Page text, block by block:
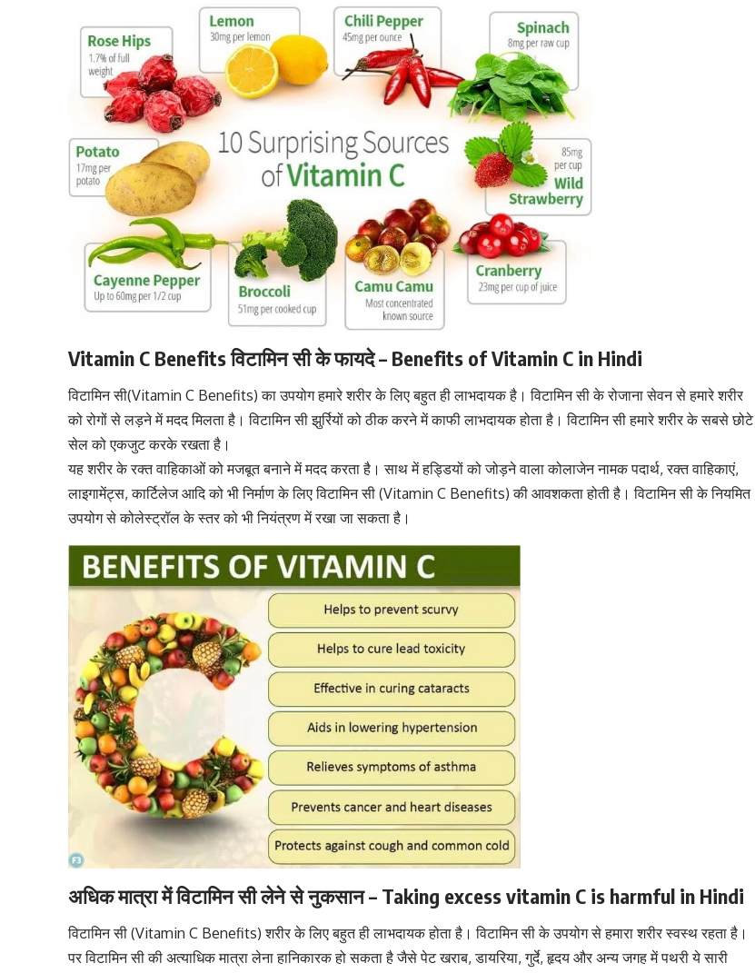
Vitamin C Benefits विटामिन सी के फायदे – Benefits of Vitamin C in Hindi
विटामिन सी(Vitamin C Benefits) का उपयोग हमारे शरीर के लिए बहुत ही लाभदायक है। विटामिन सी के रोजाना सेवन से हमारे शरीर
को रोगों से लड़ने में मदद मिलता है। विटामिन सीझुर्रियों को ठीक करने में काफी लाभदायक होता है। विटामिन सी हमारे शरीर के सबसे छोटे
सेल को एकजुट करके रखता है।
यह शरीर के रक्त वाहिकाओं को मजबूत बनाने में मदद करता है। साथ मेंहड्डियों को जोड़ने वालाकोलाजेन नामक पदार्थ, रक्त वाहिकाएं,
लाइगामेंट्स, कार्टिलेज आदि को भी निर्माण के लिए विटामिन सी (Vitamin C Benefits) की आवशकता होती है। विटामिन सी के नियमित
उपयोग सेकोलेस्ट्रॉलके स्तर को भी नियंत्रण में रखा जा सकता है।
अधिक मात्रा में विटामिन सी लेने से नुकसान – Taking excess vitamin C is harmful in Hindi
विटामिन सी (Vitamin C Benefits) शरीर के लिए बहुत ही लाभदायक होता है।विटामिन सी के उपयोग सेहमारा शरीर स्वस्थ रहता है।
पर विटामिन सी की अत्याधिक मात्रा लेना हानिकारक हो सकता है जैसे पेट खराब, डायरिया, गुर्दे, हृदय और अन्य जगह में पथरी ये सारी